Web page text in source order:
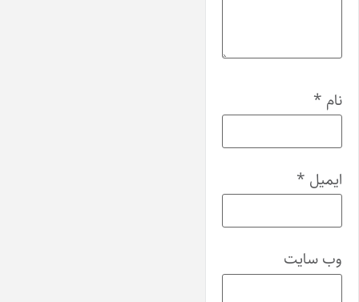
نام *
ایمیل *
وب‌ سایت